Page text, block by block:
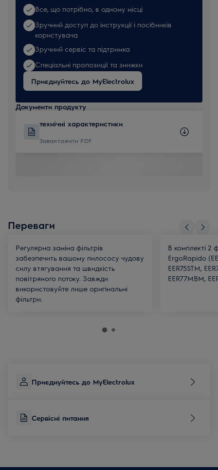
Все, що потрібно, в одному місці
Зручний доступ до інструкції і посібників
користувача
Зручний сервіс та підтримка
Спеціальні пропозиції та знижки
Приєднуйтесь до MyElectrolux
Документи продукту
технічні характеристики
Завантажити PDF
Переваги
Регулярна заміна фільтрів
забезпечить вашому пилососу чудову
силу втягування та швидкість
повітряного потоку. Завжди
використовуйте лише оригінальні
фільтри.
В комплекті 2
ErgoRapido
EER75STM,
EER77MBM,
Приєднуйтесь до MyElectrolux
Сервісні питання